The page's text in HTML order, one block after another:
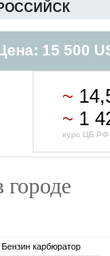
15 500
~
~ 1
курс ЦБ РФ
Бензин карбюратор